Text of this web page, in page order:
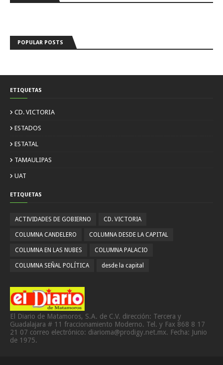
POPULAR POSTS
ETIQUETAS
CD. VICTORIA
ESTADOS
ESTATAL
TAMAULIPAS
UAT
ETIQUETAS
ACTIVIDADES DE GOBIERNO CD. VICTORIA
COLUMNA CANDELERO COLUMNA DESDE LA CAPITAL
COLUMNA EN LAS NUBES COLUMNA PALACIO
COLUMNA SEÑAL POLÍTICA desde la capital
El Diario de Matamoros, S.A. de C.V. dirección: Tercera y
Guadalajara # 11 fraccionamiento Moderno. Tel. y Fax 868 8 17
21 07 correo electrónico: diarioma@prodigy.net.mx. Fecha: Junio
de 1975.